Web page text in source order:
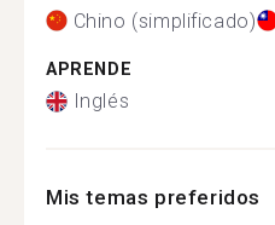
Chino (simplificado)
APRENDE
Inglés
Mis temas preferidos